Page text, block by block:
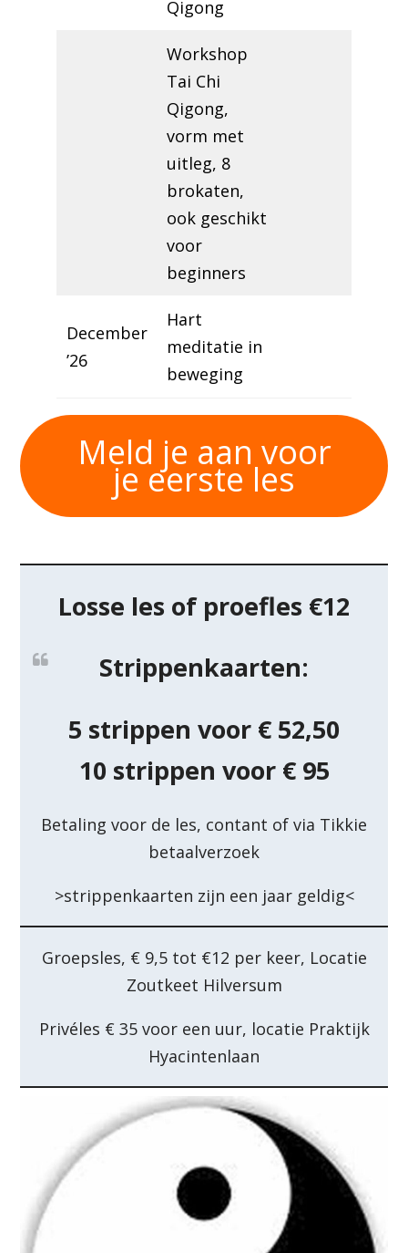
Qigong
Workshop
Tai Chi
Qigong,
vorm met
uitleg, 8
brokaten,
ook geschikt
voor
beginners
December
’26
Hart
meditatie in
beweging
Meld je aan voor
je eerste les
Losse les of proefles €12
Strippenkaarten:
5 strippen voor € 52,50
10 strippen voor € 95
Betaling voor de les, contant of via Tikkie
betaalverzoek
>strippenkaarten zijn een jaar geldig<
Groepsles, € 9,5 tot €12 per keer, Locatie
Zoutkeet Hilversum
Privéles € 35 voor een uur, locatie Praktijk
Hyacintenlaan